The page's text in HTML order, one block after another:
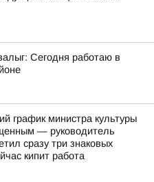
Сегодня работаю в
график министра культуры
— руководитель
сразу три знаковых
кипит работа